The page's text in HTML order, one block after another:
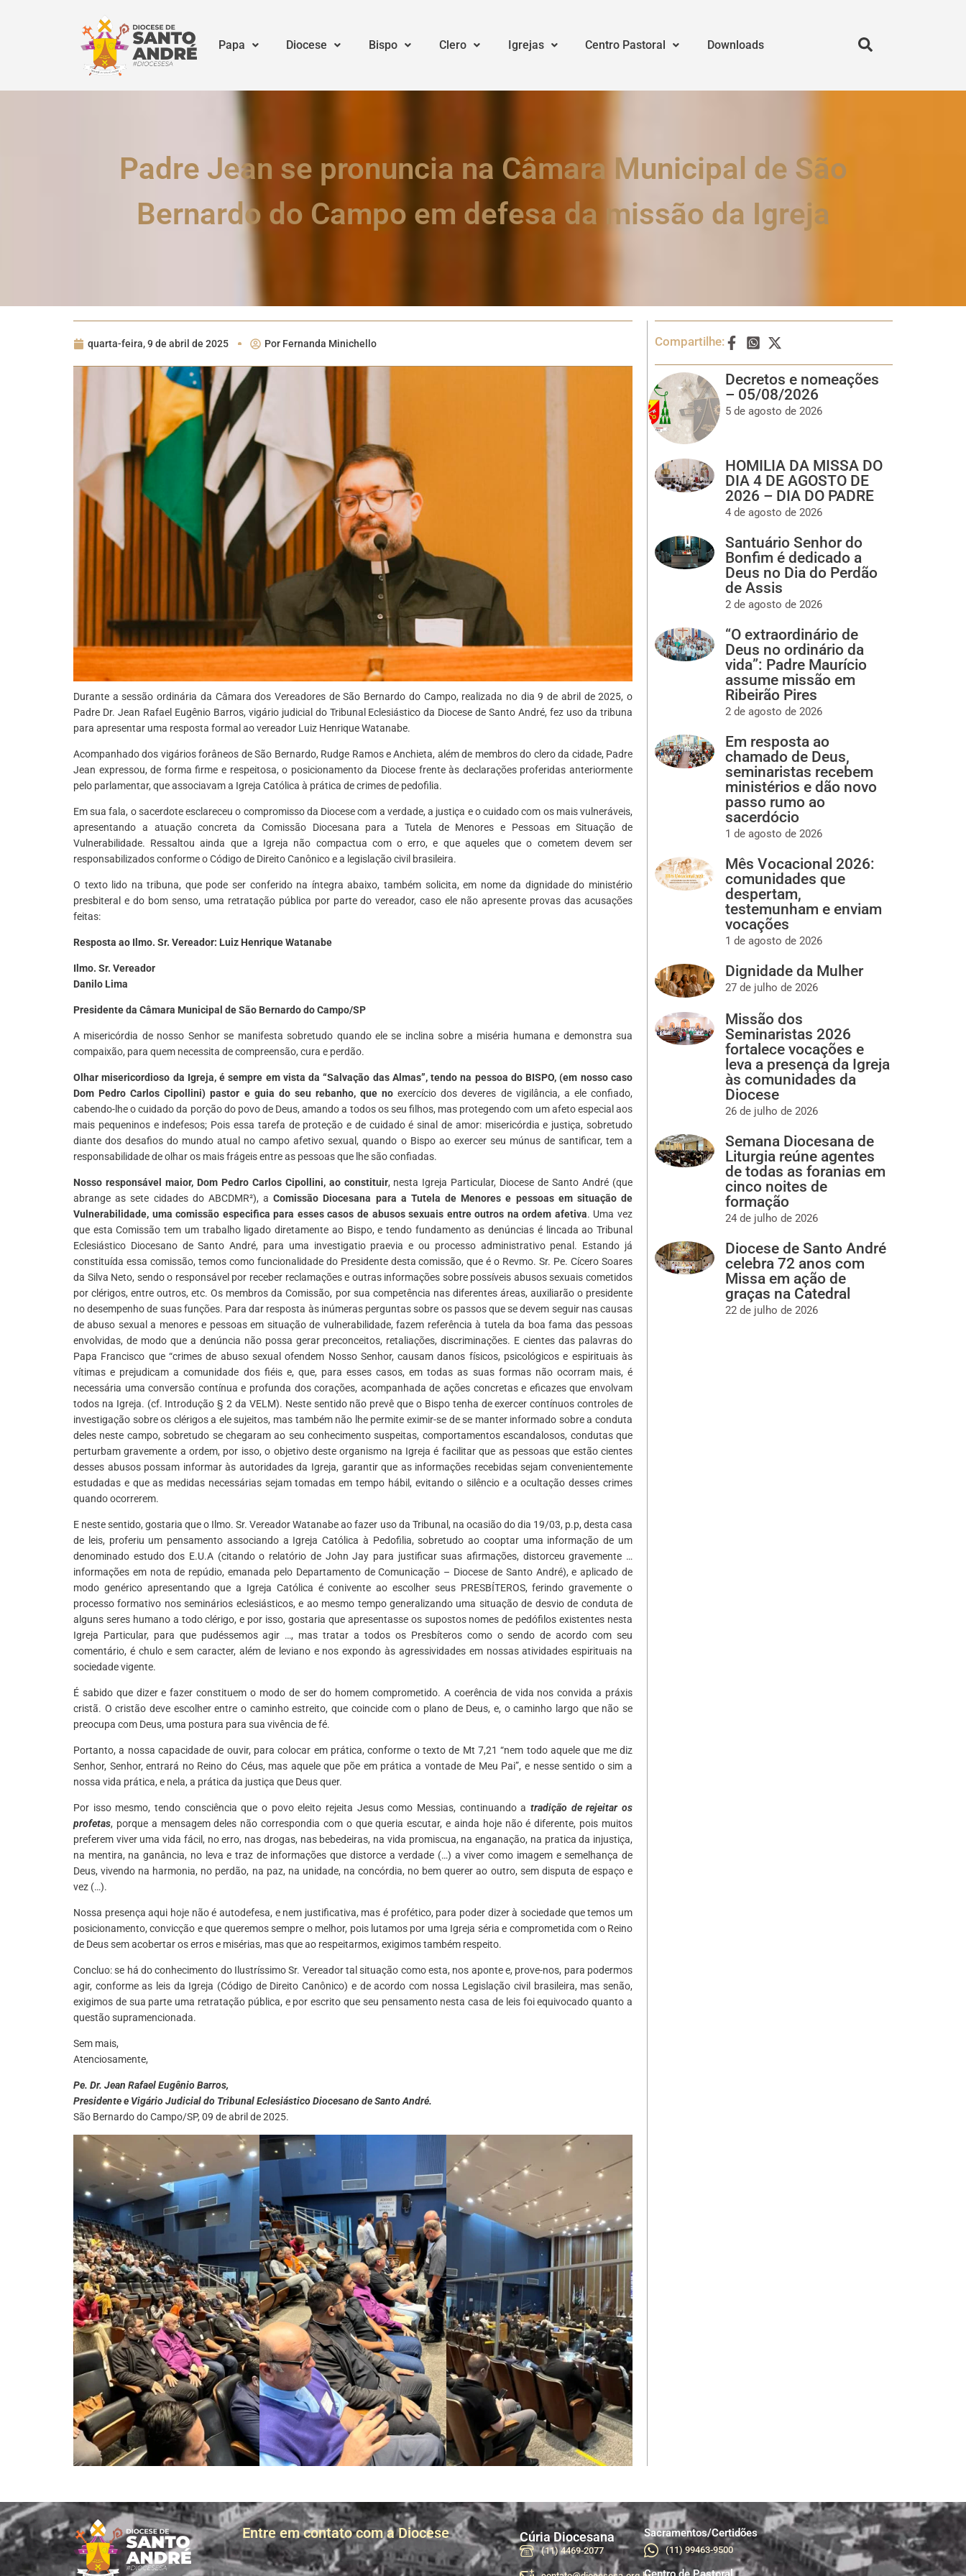
Papa Diocese Bispo Clero Igrejas Centro Pastoral Downloads
Padre Jean se pronuncia na Câmara Municipal de São
Bernardo do Campo em defesa da missão da Igreja
quarta-feira, 9 de abril de 2025 Por Fernanda Minichello
Durante a sessão ordinária da Câmara dos Vereadores de São Bernardo do Campo, realizada no dia 9 de abril de 2025, o
Padre Dr. Jean Rafael Eugênio Barros, vigário judicial do Tribunal Eclesiástico da Diocese de Santo André, fez uso da tribuna
para apresentar uma resposta formal ao vereador Luiz Henrique Watanabe.
Acompanhado dos vigários forâneos de São Bernardo, Rudge Ramos e Anchieta, além de membros do clero da cidade, Padre
Jean expressou, de forma firme e respeitosa, o posicionamento da Diocese frente às declarações proferidas anteriormente
pelo parlamentar, que associavam a Igreja Católica à prática de crimes de pedofilia.
Em sua fala, o sacerdote esclareceu o compromisso da Diocese com a verdade, a justiça e o cuidado com os mais vulneráveis,
apresentando a atuação concreta da Comissão Diocesana para a Tutela de Menores e Pessoas em Situação de
Vulnerabilidade. Ressaltou ainda que a Igreja não compactua com o erro, e que aqueles que o cometem devem ser
responsabilizados conforme o Código de Direito Canônico e a legislação civil brasileira.
O texto lido na tribuna, que pode ser conferido na íntegra abaixo, também solicita, em nome da dignidade do ministério
presbiteral e do bom senso, uma retratação pública por parte do vereador, caso ele não apresente provas das acusações
feitas:
Resposta ao Ilmo. Sr. Vereador: Luiz Henrique Watanabe
Ilmo. Sr. Vereador
Danilo Lima
Presidente da Câmara Municipal de São Bernardo do Campo/SP
A misericórdia de nosso Senhor se manifesta sobretudo quando ele se inclina sobre a miséria humana e demonstra sua
compaixão, para quem necessita de compreensão, cura e perdão.
Olhar misericordioso da Igreja, é sempre em vista da “Salvação das Almas”, tendo na pessoa do BISPO, (em nosso caso
Dom Pedro Carlos Cipollini) pastor e guia do seu rebanho, que noexercício dos deveres de vigilância, a ele confiado,
cabendo-lhe o cuidado da porção do povo de Deus, amando a todos os seu filhos, mas protegendo com um afeto especial aos
mais pequeninos e indefesos; Pois essa tarefa de proteção e de cuidado é sinal de amor: misericórdia e justiça, sobretudo
diante dos desafios do mundo atual no campo afetivo sexual, quando o Bispo ao exercer seu múnus de santificar, tem a
responsabilidade de olhar os mais frágeis entre as pessoas que lhe são confiadas.
Nosso responsável maior, Dom Pedro Carlos Cipollini, ao constituir, nesta Igreja Particular, Diocese de Santo André (que
abrange as sete cidades do ABCDMR²), aComissão Diocesana para a Tutela de Menores e pessoas em situação de
Vulnerabilidade, uma comissão especifica para esses casos de abusos sexuais entre outros na ordem afetiva. Uma vez
que esta Comissão tem um trabalho ligado diretamente ao Bispo, e tendo fundamento as denúncias é lincada ao Tribunal
Eclesiástico Diocesano de Santo André, para uma investigatio praevia e ou processo administrativo penal. Estando já
constituída essa comissão, temos como funcionalidade do Presidente desta comissão, que é o Revmo. Sr. Pe. Cícero Soares
da Silva Neto, sendo o responsável por receber reclamações e outras informações sobre possíveis abusos sexuais cometidos
por clérigos, entre outros, etc. Os membros da Comissão, por sua competência nas diferentes áreas, auxiliarão o presidente
no desempenho de suas funções. Para dar resposta às inúmeras perguntas sobre os passos que se devem seguir nas causas
de abuso sexual a menores e pessoas em situação de vulnerabilidade, fazem referência à tutela da boa fama das pessoas
envolvidas, de modo que a denúncia não possa gerar preconceitos, retaliações, discriminações. E cientes das palavras do
Papa Francisco que “crimes de abuso sexual ofendem Nosso Senhor, causam danos físicos, psicológicos e espirituais às
vítimas e prejudicam a comunidade dos fiéis e, que, para esses casos, em todas as suas formas não ocorram mais, é
necessária uma conversão contínua e profunda dos corações, acompanhada de ações concretas e eficazes que envolvam
todos na Igreja. (cf. Introdução § 2 da VELM). Neste sentido não prevê que o Bispo tenha de exercer contínuos controles de
investigação sobre os clérigos a ele sujeitos, mas também não lhe permite eximir-se de se manter informado sobre a conduta
deles neste campo, sobretudo se chegaram ao seu conhecimento suspeitas, comportamentos escandalosos, condutas que
perturbam gravemente a ordem, por isso, o objetivo deste organismo na Igreja é facilitar que as pessoas que estão cientes
desses abusos possam informar às autoridades da Igreja, garantir que as informações recebidas sejam convenientemente
estudadas e que as medidas necessárias sejam tomadas em tempo hábil, evitando o silêncio e a ocultação desses crimes
quando ocorrerem.
E neste sentido, gostaria que o Ilmo. Sr. Vereador Watanabe ao fazer uso da Tribunal, na ocasião do dia 19/03, p.p, desta casa
de leis, proferiu um pensamento associando a Igreja Católica à Pedofilia, sobretudo ao cooptar uma informação de um
denominado estudo dos E.U.A (citando o relatório de John Jay para justificar suas afirmações, distorceu gravemente …
informações em nota de repúdio, emanada pelo Departamento de Comunicação – Diocese de Santo André), e aplicado de
modo genérico apresentando que a Igreja Católica é conivente ao escolher seus PRESBÍTEROS, ferindo gravemente o
processo formativo nos seminários eclesiásticos, e ao mesmo tempo generalizando uma situação de desvio de conduta de
alguns seres humano a todo clérigo, e por isso, gostaria que apresentasse os supostos nomes de pedófilos existentes nesta
Igreja Particular, para que pudéssemos agir …, mas tratar a todos os Presbíteros como o sendo de acordo com seu
comentário, é chulo e sem caracter, além de leviano e nos expondo às agressividades em nossas atividades espirituais na
sociedade vigente.
É sabido que dizer e fazer constituem o modo de ser do homem comprometido. A coerência de vida nos convida a práxis
cristã. O cristão deve escolher entre o caminho estreito, que coincide com o plano de Deus, e, o caminho largo que não se
preocupa com Deus, uma postura para sua vivência de fé.
Portanto, a nossa capacidade de ouvir, para colocar em prática, conforme o texto de Mt 7,21 “nem todo aquele que me diz
Senhor, Senhor, entrará no Reino do Céus, mas aquele que põe em prática a vontade de Meu Pai”, e nesse sentido o sim a
nossa vida prática, e nela, a prática da justiça que Deus quer.
Por isso mesmo, tendo consciência que o povo eleito rejeita Jesus como Messias, continuando a tradição de rejeitar os
profetas, porque a mensagem deles não correspondia com o que queria escutar, e ainda hoje não é diferente, pois muitos
preferem viver uma vida fácil, no erro, nas drogas, nas bebedeiras, na vida promiscua, na enganação, na pratica da injustiça,
na mentira, na ganância, no leva e traz de informações que distorce a verdade (…) a viver como imagem e semelhança de
Deus, vivendo na harmonia, no perdão, na paz, na unidade, na concórdia, no bem querer ao outro, sem disputa de espaço e
vez (…).
Nossa presença aqui hoje não é autodefesa, e nem justificativa, mas é profético, para poder dizer à sociedade que temos um
posicionamento, convicção e que queremos sempre o melhor, pois lutamos por uma Igreja séria e comprometida com o Reino
de Deus sem acobertar os erros e misérias, mas que ao respeitarmos, exigimos também respeito.
Concluo: se há do conhecimento do Ilustríssimo Sr. Vereador tal situação como esta, nos aponte e, prove-nos, para podermos
agir, conforme as leis da Igreja (Código de Direito Canônico) e de acordo com nossa Legislação civil brasileira, mas senão,
exigimos de sua parte uma retratação pública, e por escrito que seu pensamento nesta casa de leis foi equivocado quanto a
questão supramencionada.
Sem mais,
Atenciosamente,
Pe. Dr. Jean Rafael Eugênio Barros,
Presidente e Vigário Judicial do Tribunal Eclesiástico Diocesanode Santo André.
São Bernardo do Campo/SP, 09 de abril de 2025.
Compartilhe:
Decretos e nomeações
– 05/08/2026
5 de agosto de 2026
HOMILIA DA MISSA DO
DIA 4 DE AGOSTO DE
2026 – DIA DO PADRE
4 de agosto de 2026
Santuário Senhor do
Bonfim é dedicado a
Deus no Dia do Perdão
de Assis
2 de agosto de 2026
“O extraordinário de
Deus no ordinário da
vida”: Padre Maurício
assume missão em
Ribeirão Pires
2 de agosto de 2026
Em resposta ao
chamado de Deus,
seminaristas recebem
ministérios e dão novo
passo rumo ao
sacerdócio
1 de agosto de 2026
Mês Vocacional 2026:
comunidades que
despertam,
testemunham e enviam
vocações
1 de agosto de 2026
Dignidade da Mulher
27 de julho de 2026
Missão dos
Seminaristas 2026
fortalece vocações e
leva a presença da Igreja
às comunidades da
Diocese
26 de julho de 2026
Semana Diocesana de
Liturgia reúne agentes
de todas as foranias em
cinco noites de
formação
24 de julho de 2026
Diocese de Santo André
celebra 72 anos com
Missa em ação de
graças na Catedral
22 de julho de 2026
Entre em contato com a Diocese Cúria Diocesana
(11) 4469-2077
Sacramentos/Certidões
(11) 99463-9500